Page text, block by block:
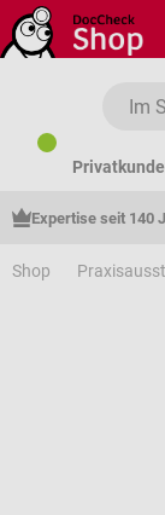
Zum Hauptinhalt
Expertise seit 140
Shop